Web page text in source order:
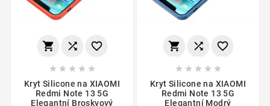
  
    
Kryt Silicone na XIAOMI
Redmi Note 13 5G
Elegantní Broskvový
  
    
Kryt Silicone na XIAOMI
Redmi Note 13 5G
Elegantní Modrý